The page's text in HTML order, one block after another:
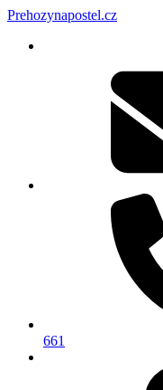
Prehozynapostel.cz
661